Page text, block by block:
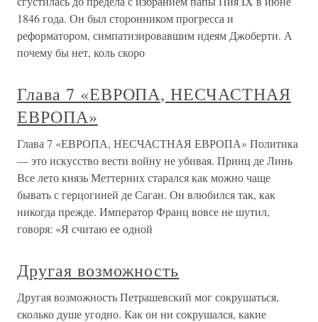
1846 года. Он был сторонником прогресса и
реформатором, симпатизировавшим идеям Джоберти. А
почему бы нет, коль скоро
Глава 7 «ЕВРОПА, НЕСЧАСТНАЯ
ЕВРОПА»
Глава 7 «ЕВРОПА, НЕСЧАСТНАЯ ЕВРОПА» Политика
— это искусство вести войну не убивая. Принц де Линь
Все лето князь Меттерних старался как можно чаще
бывать с герцогиней де Саган. Он влюбился так, как
никогда прежде. Император Франц вовсе не шутил,
говоря: «Я считаю ее одной
Другая возможность
Другая возможность Петрашевский мог сокрушаться,
сколько душе угодно. Как он ни сокрушался, какие